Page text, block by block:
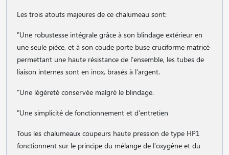
Les trois atouts majeures de ce chalumeau sont:
"Une robustesse intégrale grâce à son blindage extérieur en
une seule pièce, et à son coude porte buse cruciforme matricé
permettant une haute résistance de l′ensemble, les tubes de
liaison internes sont en inox, brasés à l′argent.
"Une légèreté conservée malgré le blindage.
"Une simplicité de fonctionnement et d′entretien
Tous les chalumeaux coupeurs haute pression de type HP1
fonctionnent sur le principe du mélange de l′oxygène et du